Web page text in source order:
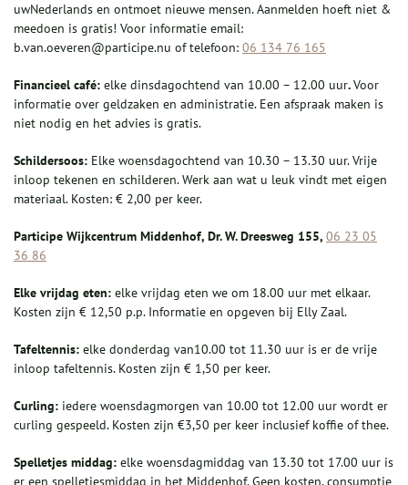
uwNederlands en ontmoet nieuwe mensen. Aanmelden hoeft niet &
meedoen is gratis! Voor informatie email:
b.van.oeveren@participe.nu of telefoon: 06 134 76 165
Financieel café: elke dinsdagochtend van 10.00 – 12.00 uur.Voor
informatie over geldzaken en administratie. Een afspraak maken is
niet nodig en het advies is gratis.
Schildersoos: Elke woensdagochtend van 10.30 – 13.30 uur. Vrije
inloop tekenen en schilderen. Werk aan wat u leuk vindt met eigen
materiaal. Kosten: € 2,00 per keer.
Participe Wijkcentrum Middenhof, Dr. W. Dreesweg 155, 06 23 05
36 86
Elke vrijdag eten: elke vrijdag eten we om 18.00 uur met elkaar.
Kosten zijn € 12,50 p.p. Informatie en opgeven bij Elly Zaal.
Tafeltennis: elke donderdag van10.00 tot 11.30 uur is er de vrije
inloop tafeltennis. Kosten zijn € 1,50 per keer.
Curling: iedere woensdagmorgen van 10.00 tot 12.00 uur wordt er
curling gespeeld. Kosten zijn €3,50 per keer inclusief koffie of thee.
Spelletjes middag: elke woensdagmiddag van 13.30 tot 17.00 uur is
er een spelletjesmiddag in het Middenhof. Geen kosten, consumptie